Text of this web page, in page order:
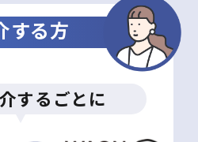
する方
するごとに